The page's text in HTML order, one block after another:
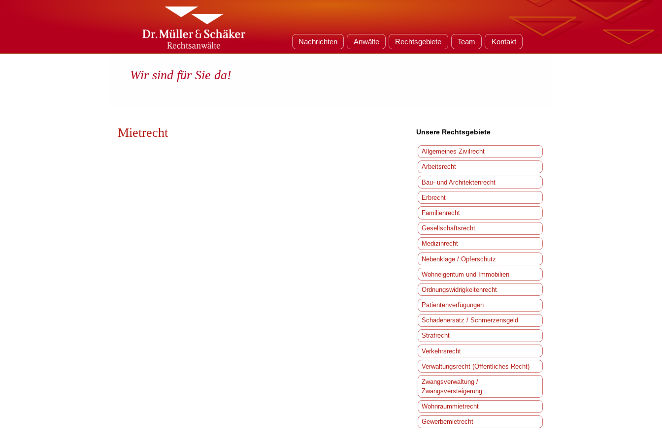
Nachrichten Anwälte Rechtsgebiete Team Kontakt
Wir sind für Sie da!
Mietrecht Unsere Rechtsgebiete
Allgemeines Zivilrecht
Arbeitsrecht
Bau- und Architektenrecht
Erbrecht
Familienrecht
Gesellschaftsrecht
Medizinrecht
Nebenklage / Opferschutz
Wohneigentum und Immobilien
Ordnungswidrigkeitenrecht
Patientenverfügungen
Schadenersatz / Schmerzensgeld
Strafrecht
Verkehrsrecht
Verwaltungsrecht (Öffentliches Recht)
Zwangsverwaltung /
Zwangsversteigerung
Wohnraummietrecht
Gewerbemietrecht